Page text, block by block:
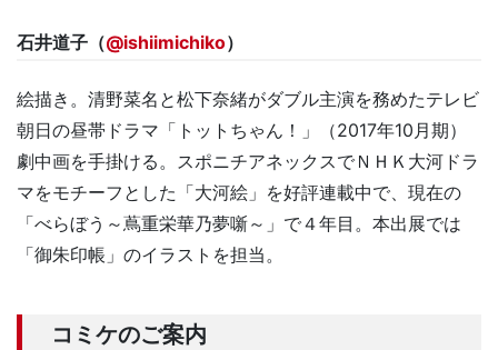
石井道子（@ishiimichiko）
絵描き。清野菜名と松下奈緒がダブル主演を務めたテレビ
朝日の昼帯ドラマ「トットちゃん！」（2017年10月期）
劇中画を手掛ける。スポニチアネックスでＮＨＫ大河ドラ
マをモチーフとした「大河絵」を好評連載中で、現在の
「べらぼう～蔦重栄華乃夢噺～」で４年目。本出展では
「御朱印帳」のイラストを担当。
コミケのご案内